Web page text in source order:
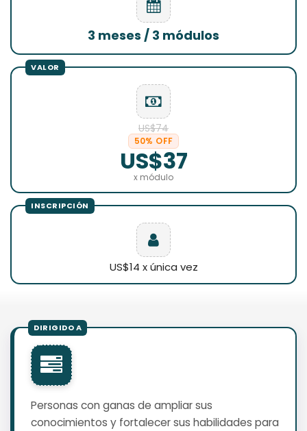
3 meses / 3 módulos
US$74
50% OFF
US$37
x módulo
US$14 x única vez
Personas con ganas de ampliar sus
conocimientos y fortalecer sus habilidades para